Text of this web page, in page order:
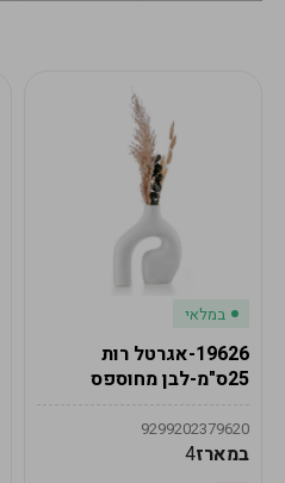
במלאי
19626-אגרטל רות
25ס"מ-לבן מחוספס
9299202379620
במארז4
לתשלום